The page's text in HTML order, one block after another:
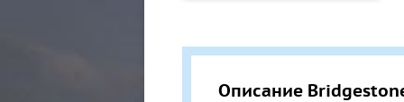
Описание